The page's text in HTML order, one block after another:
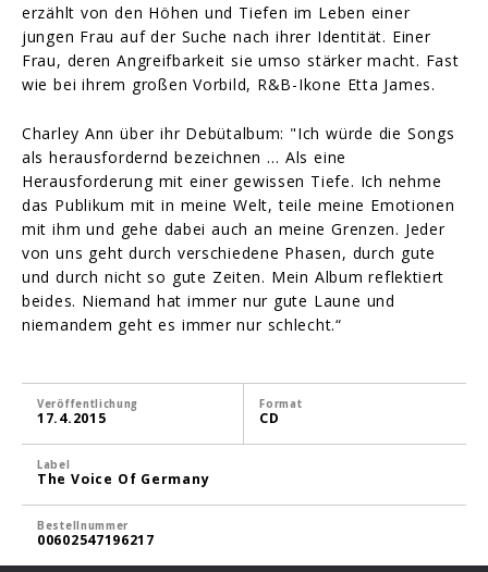
erzählt von den Höhen und Tiefen im Leben einer
jungen Frau auf der Suche nach ihrer Identität. Einer
Frau, deren Angreifbarkeit sie umso stärker macht. Fast
wie bei ihrem großen Vorbild, R&B-Ikone Etta James.
Charley Ann über ihr Debütalbum: "Ich würde die Songs
als herausfordernd bezeichnen … Als eine
Herausforderung mit einer gewissen Tiefe. Ich nehme
das Publikum mit in meine Welt, teile meine Emotionen
mit ihm und gehe dabei auch an meine Grenzen. Jeder
von uns geht durch verschiedene Phasen, durch gute
und durch nicht so gute Zeiten. Mein Album reflektiert
beides. Niemand hat immer nur gute Laune und
niemandem geht es immer nur schlecht.“
Veröffentlichung
17.4.2015
Format
CD
Label
The Voice Of Germany
Bestellnummer
00602547196217